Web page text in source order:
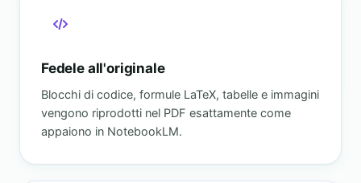
Fedele all'originale
Blocchi di codice, formule LaTeX, tabelle e immagini
vengono riprodotti nel PDF esattamente come
appaiono in NotebookLM.